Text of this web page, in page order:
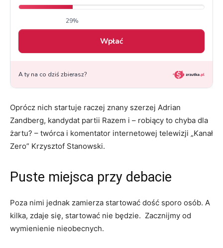
Oprócz nich startuje raczej znany szerzej Adrian
Zandberg, kandydat partii Razem i – robiący to chyba dla
żartu? – twórca i komentator internetowej telewizji „Kanał
Zero” Krzysztof Stanowski.
Puste miejsca przy debacie
Poza nimi jednak zamierza startować dość sporo osób. A
kilka, zdaje się, startować nie będzie. Zacznijmy od
wymienienie nieobecnych.